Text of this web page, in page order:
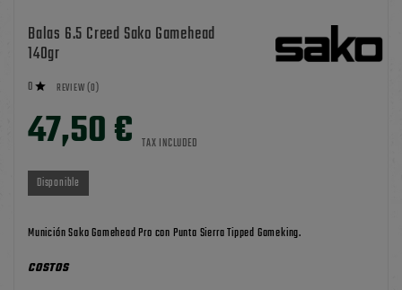
Balas 6.5 Creed Sako Gamehead
140gr
0  REVIEW (0)
47,50 € TAX INCLUDED
Disponible
Munición Sako Gamehead Pro con Punta Sierra Tipped Gameking.
COSTOS